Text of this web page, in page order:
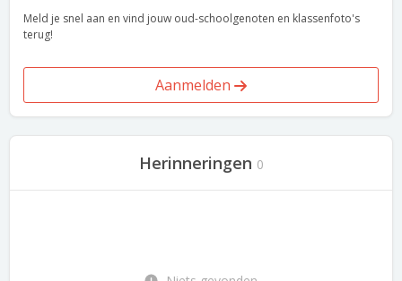
Meld je snel aan en vind jouw oud-schoolgenoten en klassenfoto's
terug!
Aanmelden
Herinneringen 0